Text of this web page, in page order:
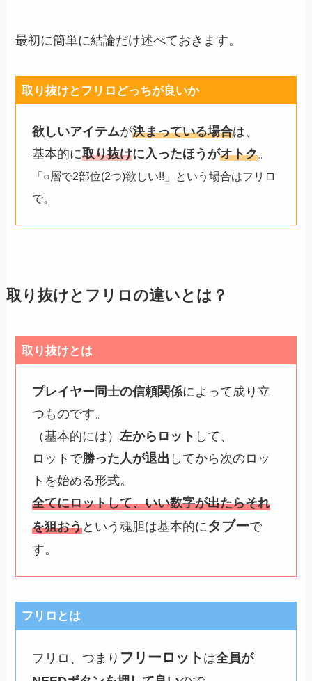
最初に簡単に結論だけ述べておきます。
取り抜けとフリロどっちが良いか
欲しいアイテムが決まっている場合は、
基本的に取り抜けに入ったほうがオトク。
「○層で2部位(2つ)欲しい!!」という場合はフリロ
で。
取り抜けとフリロの違いとは？
取り抜けとは
プレイヤー同士の信頼関係によって成り立
つものです。
（基本的には） 左からロット して、
ロットで勝った人が退出 してから次のロッ
トを始める形式。
全てにロットして、いい数字が出たらそれ
を狙おうという魂胆は基本的に タブーで
す。
フリロとは
フリロ、つまり フリーロット は全員が